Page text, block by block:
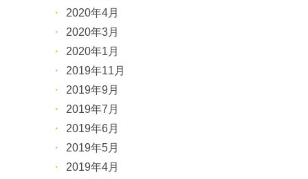
2020年4月
2020年3月
2020年1月
2019年11月
2019年9月
2019年7月
2019年6月
2019年5月
2019年4月